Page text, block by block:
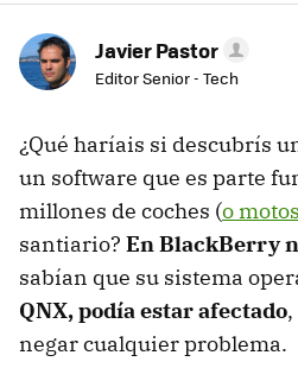
Javier Pastor
Editor Senior - Tech
¿Qué haríais si descubrís
un software que es parte
millones de coches (o motos
santiario? En BlackBerry
sabían que su sistema
QNX, podía estar afectado
negar cualquier problema.